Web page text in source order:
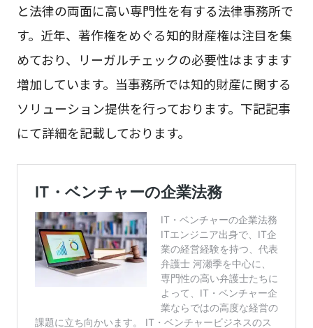
と法律の両面に高い専門性を有する法律事務所で
す。近年、著作権をめぐる知的財産権は注目を集
めており、リーガルチェックの必要性はますます
増加しています。当事務所では知的財産に関する
ソリューション提供を行っております。下記記事
にて詳細を記載しております。